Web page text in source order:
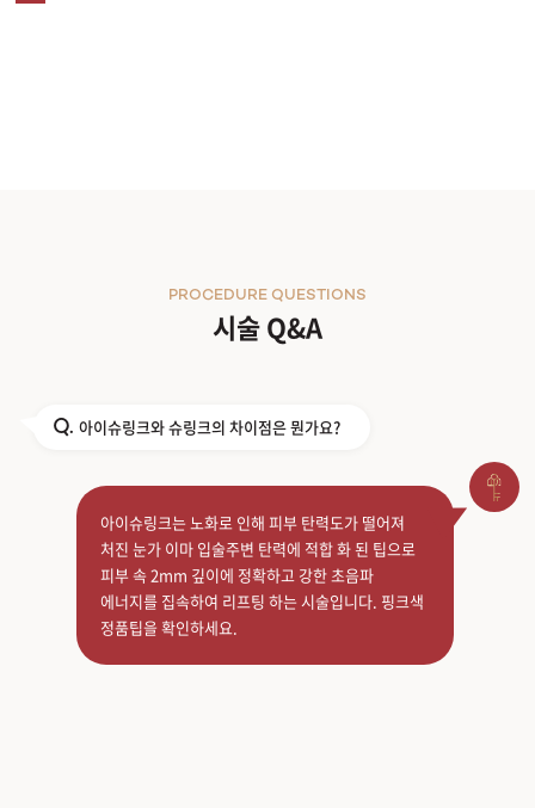
시술 Q&A
PROCEDURE QUESTIONS
Q. 아이슈링크와 슈링크의 차이점은 뭔가요?
아이슈링크는 노화로 인해 피부 탄력도가 떨어져
처진 눈가 이마 입술주변 탄력에 적합 화 된 팁으로
피부 속 2mm 깊이에 정확하고 강한 초음파
에너지를 집속하여 리프팅 하는 시술입니다. 핑크색
정품팁을 확인하세요.